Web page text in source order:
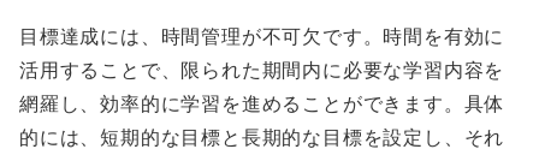
目標達成には、時間管理が不可欠です。時間を有効に
活用することで、限られた期間内に必要な学習内容を
網羅し、効率的に学習を進めることができます。具体
的には、短期的な目標と長期的な目標を設定し、それ